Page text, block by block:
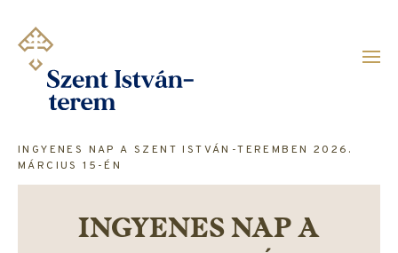
tartalomra
INGYENES NAP A SZENT ISTVÁN-TEREMBEN 2026.
MÁRCIUS 15-ÉN
INGYENES NAP A